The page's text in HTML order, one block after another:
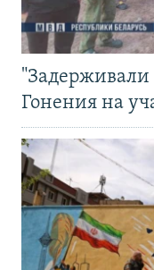
Гонения на